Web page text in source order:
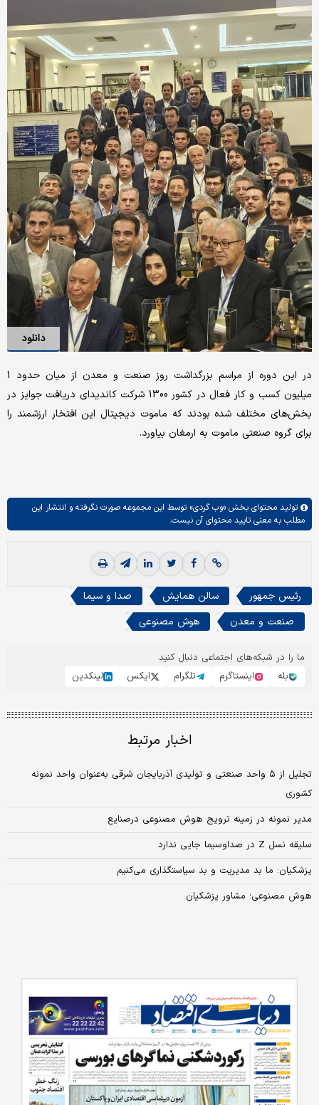
دانلود
در این دوره از مراسم بزرگداشت روز صنعت و معدن از میان حدود 1
میلیون کسب و کار فعال در کشور 1300 شرکت کاندیدای دریافت جوایز در
بخش‌های مختلف شده بودند که ماموت دیجیتال این افتخار ارزشمند را
برای گروه صنعتی ماموت به ارمغان بیاورد.
تولید محتوای بخش «وب گردی»توسط این مجموعه صورت نگرفته و انتشار این
مطلب به معنی تایید محتوای آن نیست.
رئیس جمهور سالن همایش
صدا و سیما
صنعت و معدن
هوش مصنوعی
ما را در شبکه‌های اجتماعی دنبال کنید
بله
اینستاگرم تلگرام ایکس لینکدین
اخبار مرتبط
تجلیل از ۵ واحد صنعتی و تولیدی آذربایجان شرقی به‌عنوان واحد نمونه
کشوری
مدیر نمونه در زمینه ترویج هوش مصنوعی درصنایع
سلیقه نسل Z در صدا‌و‌سیما جایی ندارد
پزشکیان: ما بد مدیریت و بد سیاستگذاری می‌کنیم
هوش مصنوعی؛ مشاور پزشکیان